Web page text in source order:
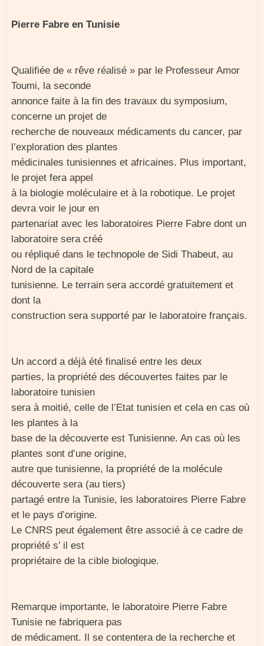
Pierre Fabre en Tunisie
Qualifiée de « rêve réalisé » par le Professeur Amor
Toumi, la seconde
annonce faite à la fin des travaux du symposium,
concerne un projet de
recherche de nouveaux médicaments du cancer, par
l’exploration des plantes
médicinales tunisiennes et africaines. Plus important,
le projet fera appel
à la biologie moléculaire et à la robotique. Le projet
devra voir le jour en
partenariat avec les laboratoires Pierre Fabre dont un
laboratoire sera créé
ou répliqué dans le technopole de Sidi Thabeut, au
Nord de la capitale
tunisienne. Le terrain sera accordé gratuitement et
dont la
construction sera supporté par le laboratoire français.
Un accord a déjà été finalisé entre les deux
parties, la propriété des découvertes faites par le
laboratoire tunisien
sera à moitié, celle de l’Etat tunisien et cela en cas où
les plantes à la
base de la découverte est Tunisienne. An cas où les
plantes sont d’une origine,
autre que tunisienne, la propriété de la molécule
découverte sera (au tiers)
partagé entre la Tunisie, les laboratoires Pierre Fabre
et le pays d’origine.
Le CNRS peut également être associé à ce cadre de
propriété s’ il est
propriétaire de la cible biologique.
Remarque importante, le laboratoire Pierre Fabre
Tunisie ne fabriquera pas
de médicament. Il se contentera de la recherche et